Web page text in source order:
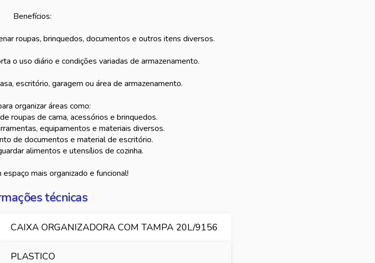
Benefícios:
roupas, brinquedos, documentos e outros itens diversos.
o uso diário e condições variadas de armazenamento.
escritório, garagem ou área de armazenamento.
organizar áreas como:
roupas de cama, acessórios e brinquedos.
equipamentos e materiais diversos.
de documentos e material de escritório.
alimentos e utensílios de cozinha.
mais organizado e funcional!
técnicas
CAIXA ORGANIZADORA COM TAMPA 20L/9156
PLASTICO